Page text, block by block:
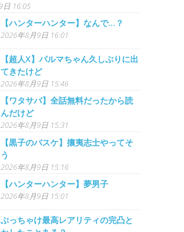
日 16:05
【ハンターハンター】なんで…？
2026年8月9日 16:01
【超人X】パルマちゃん久しぶりに出
てきたけど
2026年8月9日 15:46
【ワタサバ】全話無料だったから読
んだけど
2026年8月9日 15:31
【黒子のバスケ】攘夷志士やってそ
う
2026年8月9日 15:16
【ハンターハンター】夢男子
2026年8月9日 15:01
ぶっちゃけ最高レアリティの完凸と